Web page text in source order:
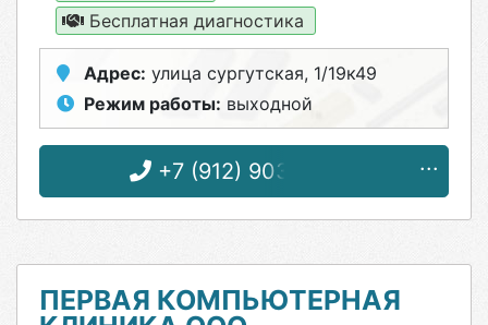
Бесплатная диагностика
Адрес: улица сургутская, 1/19к49
Режим работы: выходной
+7 (912) 903-24-15
ПЕРВАЯ КОМПЬЮТЕРНАЯ